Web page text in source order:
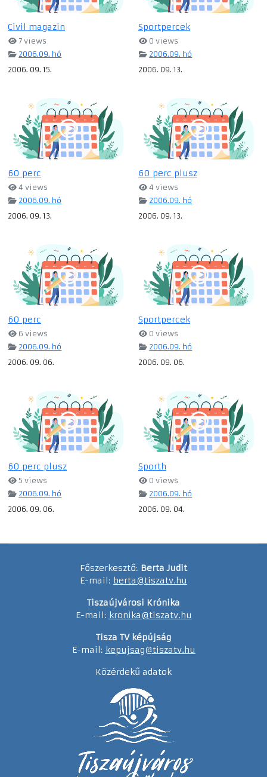
Civil magazin
7 views
2006.09. hó
2006. 09. 15.
Sportpercek
0 views
2006.09. hó
2006. 09. 13.
60 perc
4 views
2006.09. hó
2006. 09. 13.
60 perc plusz
4 views
2006.09. hó
2006. 09. 13.
60 perc
6 views
2006.09. hó
2006. 09. 06.
Sportpercek
0 views
2006.09. hó
2006. 09. 06.
60 perc plusz
5 views
2006.09. hó
2006. 09. 06.
Sporth
0 views
2006.09. hó
2006. 09. 04.
Főszerkesztő: Berta Judit
E-mail: berta@tiszatv.hu
Tiszaújvárosi Krónika
E-mail: kronika@tiszatv.hu
Tisza TV képújság
E-mail: kepujsag@tiszatv.hu
Közérdekű adatok